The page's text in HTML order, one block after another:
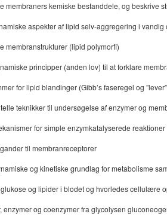
membraners kemiske bestanddele, og beskrive
aspekter af lipid selv-aggregering i vandig
membranstrukturer (lipid polymorfi)
principper (anden lov) til at forklare
for lipid blandinger (Gibb’s faseregel og
teknikker til undersøgelse af enzymer og
for simple enzymkatalyserede reaktioner
til membranreceptorer
og kinetiske grundlag for metabolisme
og lipider i blodet og hvorledes cellulære
enzymer og coenzymer fra glycolysen